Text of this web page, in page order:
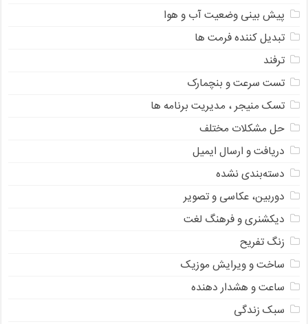
پیش بینی وضعیت آب و هوا
تبدیل کننده فرمت ها
ترفند
تست سرعت و بنچمارک
تسک منیجر ، مدیریت برنامه ها
حل مشکلات مختلف
دریافت و ارسال ایمیل
دسته‌بندی نشده
دوربین، عکاسی و تصویر
دیکشنری و فرهنگ لغت
زنگ تفریح
ساخت و ویرایش موزیک
ساعت و هشدار دهنده
سبک زندگی